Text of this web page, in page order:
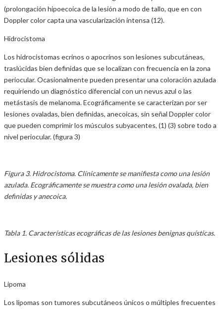
(prolongación hipoecoica de la lesión a modo de tallo, que en con
Doppler color capta una vascularización intensa (12).
Hidrocistoma
Los hidrocistomas ecrinos o apocrinos son lesiones subcutáneas,
traslúcidas bien definidas que se localizan con frecuencia en la zona
periocular. Ocasionalmente pueden presentar una coloración azulada
requiriendo un diagnóstico diferencial con un nevus azul o las
metástasis de melanoma. Ecográficamente se caracterizan por ser
lesiones ovaladas, bien definidas, anecoicas, sin señal Doppler color
que pueden comprimir los músculos subyacentes, (1) (3) sobre todo a
nivel periocular. (figura 3)
Figura 3. Hidrocistoma. Clínicamente se manifiesta como una lesión
azulada. Ecográficamente se muestra como una lesión ovalada, bien
definidas y anecoica.
Tabla 1. Características ecográficas de las lesiones benignas quísticas.
Lesiones sólidas
Lipoma
Los lipomas son tumores subcutáneos únicos o múltiples frecuentes